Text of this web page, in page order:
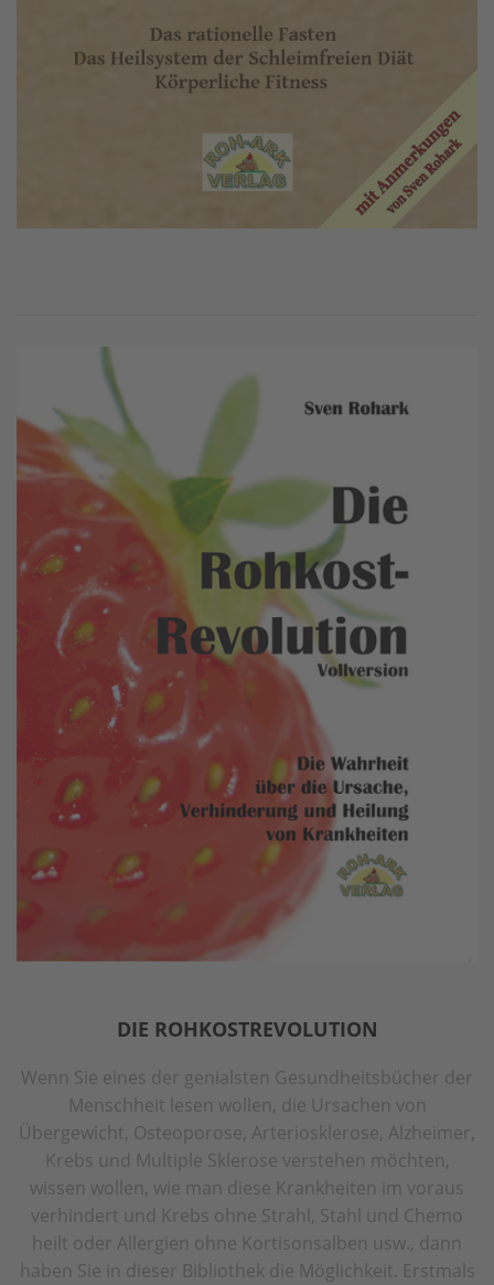
DIE ROHKOSTREVOLUTION
Wenn Sie eines der genialsten Gesundheitsbücher der
Menschheit lesen wollen, die Ursachen von
Übergewicht, Osteoporose, Arteriosklerose, Alzheimer,
Krebs und Multiple Sklerose verstehen möchten,
wissen wollen, wie man diese Krankheiten im voraus
verhindert und Krebs ohne Strahl, Stahl und Chemo
heilt oder Allergien ohne Kortisonsalben usw., dann
haben Sie in dieser Bibliothek die Möglichkeit. Erstmals